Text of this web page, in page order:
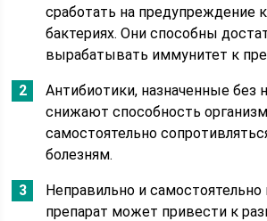
сработать на предупреждение
бактериях. Они способны
вырабатывать иммунитет к
Антибиотики, назначенные без
снижают способность
самостоятельно
болезням.
Неправильно и самостоятельно
препарат может привести к